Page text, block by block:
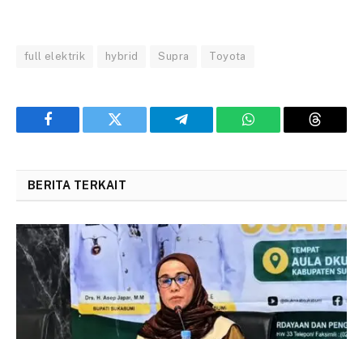
full elektrik hybrid Supra Toyota
Facebook Twitter Telegram WhatsApp Threads
BERITA TERKAIT